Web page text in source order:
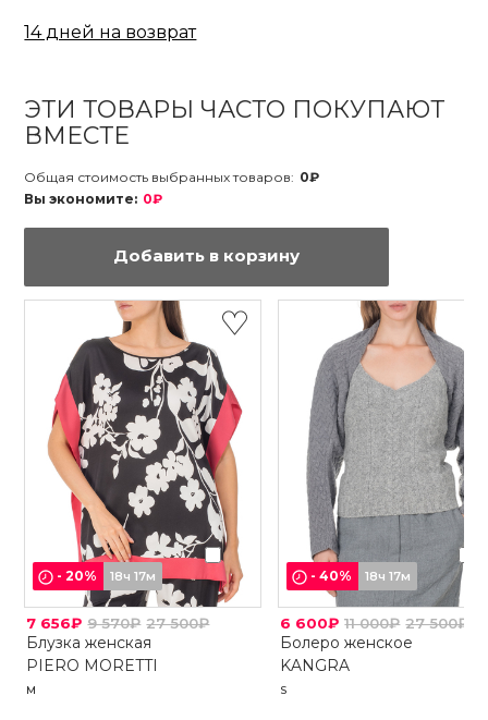
14 дней на возврат
ЭТИ ТОВАРЫ ЧАСТО ПОКУПАЮТ
ВМЕСТЕ
Общая стоимость выбранных товаров: 0₽
Вы экономите: 0₽
Добавить в корзину
-20% 18ч 17м
7 656₽ 9 570₽ 27 500₽
Блузка женская
PIERO MORETTI
M
-40% 18ч 17м
6 600₽ 11 000₽ 27 500₽
Болеро женское
KANGRA
S